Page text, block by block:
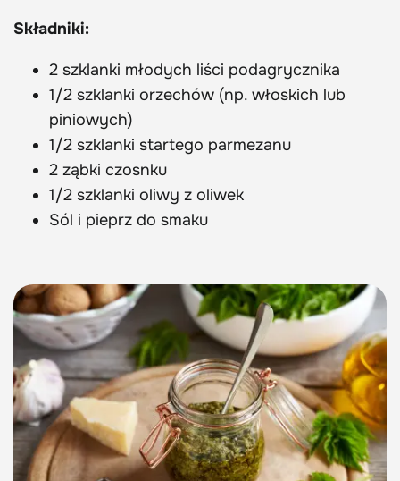
Składniki:
2 szklanki młodych liści podagrycznika
1/2 szklanki orzechów (np. włoskich lub
piniowych)
1/2 szklanki startego parmezanu
2 ząbki czosnku
1/2 szklanki oliwy z oliwek
Sól i pieprz do smaku